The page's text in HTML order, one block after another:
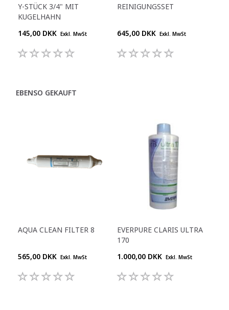
Y-STÜCK 3/4" MIT
KUGELHAHN
145,00 DKK Exkl. MwSt
REINIGUNGSSET
645,00 DKK Exkl. MwSt
EBENSO GEKAUFT
AQUA CLEAN FILTER 8
565,00 DKK Exkl. MwSt
EVERPURE CLARIS ULTRA
170
1.000,00 DKK Exkl. MwSt